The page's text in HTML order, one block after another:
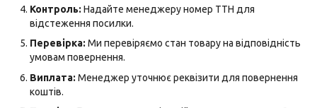
Контроль: Надайте менеджеру номер ТТН для
відстеження посилки.
Перевірка: Ми перевіряємо стан товару на відповідність
умовам повернення.
Виплата: Менеджер уточнює реквізити для повернення
коштів.